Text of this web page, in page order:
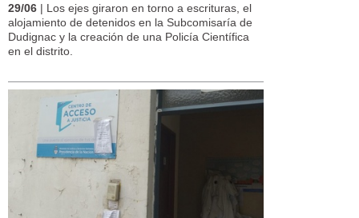
29/06 | Los ejes giraron en torno a escrituras, el
alojamiento de detenidos en la Subcomisaría de
Dudignac y la creación de una Policía Científica
en el distrito.